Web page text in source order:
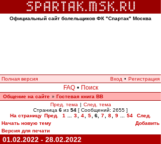
Официальный сайт болельщиков ФК "Спартак" Москва
Полная версия Вход • Регистрация
FAQ • Поиск
Общение на сайте » Гостевая книга ВВ
Пред. тема | След. тема
Страница 6 из 54 [ Сообщений: 2655 ]
На страницу Пред. 1 3 4 5 6 7 8 9 54
След.
Начать новую тему
Добавить
Версия для печати
01.02.2022 - 28.02.2022